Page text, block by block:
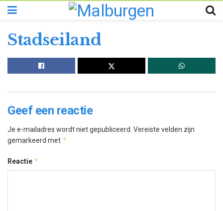
Stadseiland
Geef een reactie
Je e-mailadres wordt niet gepubliceerd. Vereiste velden zijn
gemarkeerd met *
Reactie *